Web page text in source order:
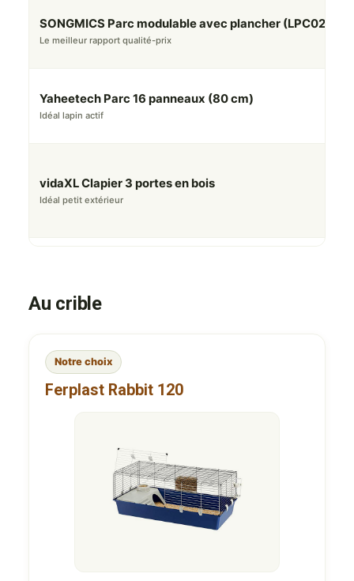
SONGMICS Parc modulable avec plancher (LPC02W)
Le meilleur rapport qualité-prix
Yaheetech Parc 16 panneaux (80 cm)
Idéal lapin actif
vidaXL Clapier 3 portes en bois
Idéal petit extérieur
Au crible
Notre choix
Ferplast Rabbit 120